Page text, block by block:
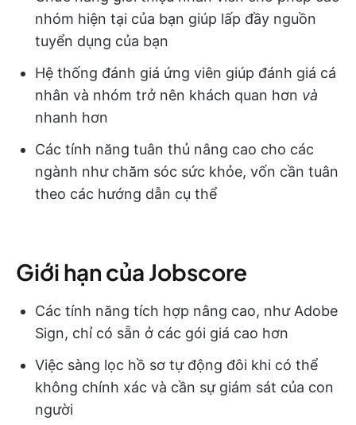
nhóm hiện tại của bạn giúp lấp đầy nguồn
tuyển dụng của bạn
Hệ thống đánh giá ứng viên giúp đánh giá cá
nhân và nhóm trở nên khách quan hơn và
nhanh hơn
Các tính năng tuân thủ nâng cao cho các
ngành như chăm sóc sức khỏe, vốn cần tuân
theo các hướng dẫn cụ thể
Giới hạn của Jobscore
Các tính năng tích hợp nâng cao, như Adobe
Sign, chỉ có sẵn ở các gói giá cao hơn
Việc sàng lọc hồ sơ tự động đôi khi có thể
không chính xác và cần sự giám sát của con
người